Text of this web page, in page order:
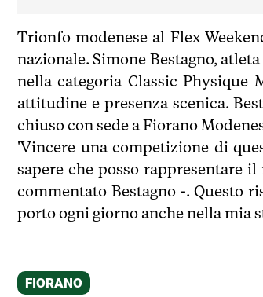
Trionfo modenese al Flex
nazionale. Simone Bestagno,
nella categoria Classic Physique
attitudine e presenza scenica.
chiuso con sede a Fiorano
'Vincere una competizione di
sapere che posso rappresentare
commentato Bestagno -. Questo
porto ogni giorno anche nella mia